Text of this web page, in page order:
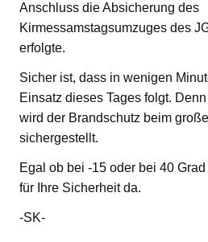
Anschluss die Absicherung des
Kirmessamstagsumzuges des
erfolgte.
Sicher ist, dass in wenigen
Einsatz dieses Tages folgt.
wird der Brandschutz beim
sichergestellt.
Egal ob bei -15 oder bei 40
für Ihre Sicherheit da.
-SK-